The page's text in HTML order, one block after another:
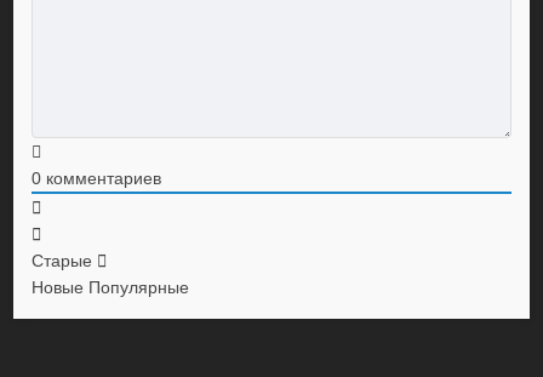
0 комментариев
Старые
Новые Популярные